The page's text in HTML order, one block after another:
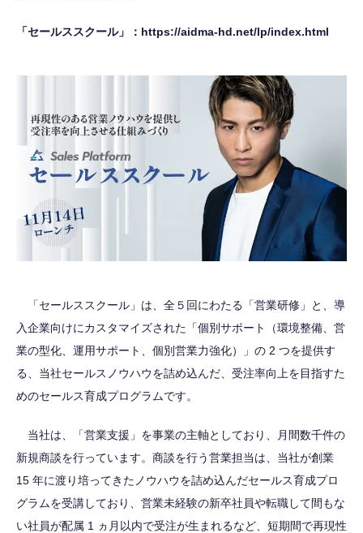
「セールススクール」：https://aidma-hd.net/lp/index.html
「セールススクール」は、全５回にわたる「営業研修」と、導
入企業向けにカスタマイズされた「個別サポート（環境整備、営
業の型化、運用サポート、個別営業力強化）」の 2 つを提供す
る、当社セールスノウハウを詰め込んだ、受注率向上を目指すた
めのセールス育成プログラムです。
当社は、「営業支援」を事業の主軸としており、月間数千件の
新規商談を行っています。商談を行う営業担当は、当社が創業
15 年に渡り培ってきたノウハウを詰め込んだセールス育成プロ
グラムを受講しており、営業未経験の新卒社員や転職して間もな
い社員が配属 1 ヵ月以内で受注が生まれるなど、短期間で再現性